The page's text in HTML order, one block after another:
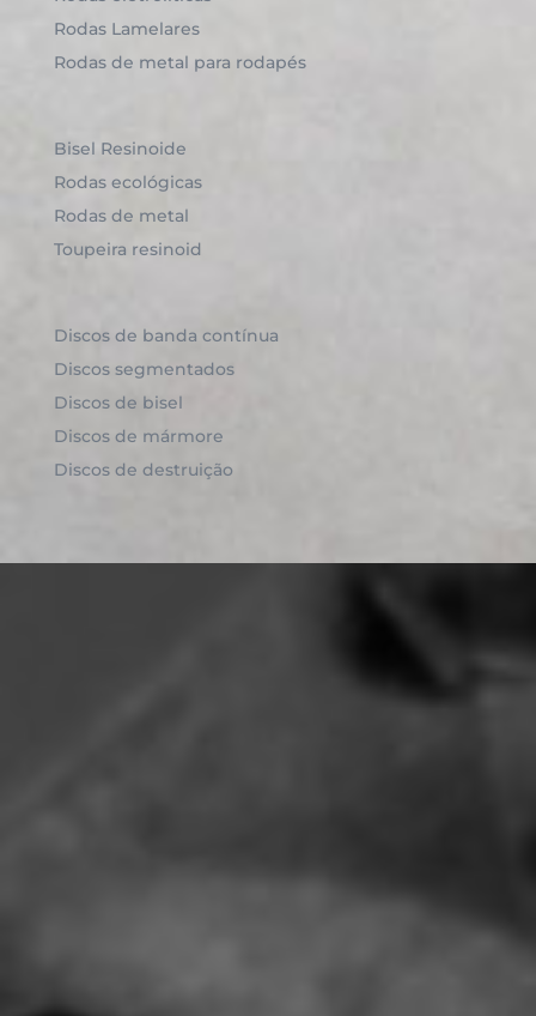
Rodas Lamelares
Rodas de metal para rodapés
Bisel Resinoide
Rodas ecológicas
Rodas de metal
Toupeira resinoid
Discos de banda contínua
Discos segmentados
Discos de bisel
Discos de mármore
Discos de destruição